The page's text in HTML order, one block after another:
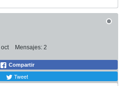
oct Mensajes: 2
Compartir
Tweet